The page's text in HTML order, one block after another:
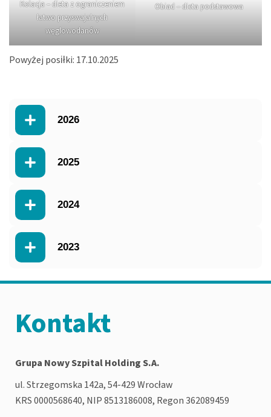
Kolacja – dieta z ograniczeniem
łatwo przyswajalnych
węglowodanów
Obiad – dieta podstawowa
Powyżej posiłki: 17.10.2025
2026
2025
2024
2023
Kontakt
Grupa Nowy Szpital Holding S.A.
ul. Strzegomska 142a, 54-429 Wrocław
KRS 0000568640, NIP 8513186008, Regon 362089459